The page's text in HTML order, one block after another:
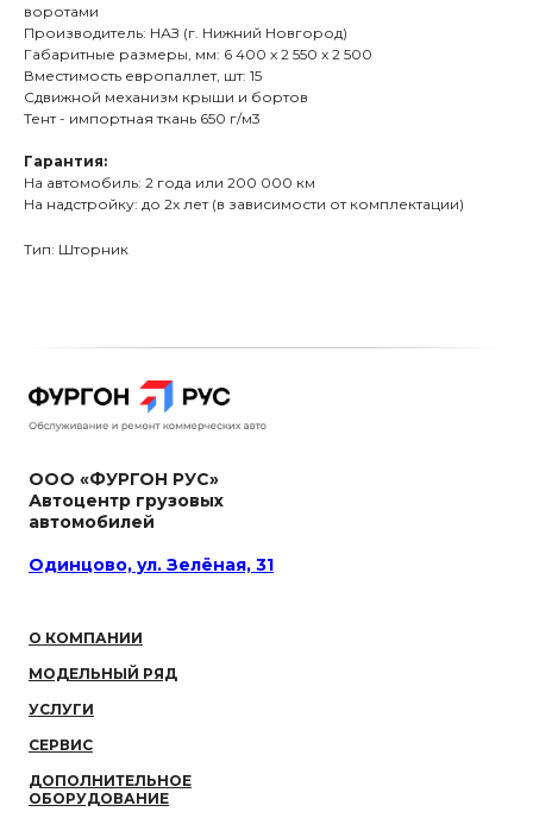
воротами
Производитель: НАЗ (г. Нижний Новгород)
Габаритные размеры, мм: 6 400 x 2 550 x 2 500
Вместимость европаллет, шт: 15
Сдвижной механизм крыши и бортов
Тент - импортная ткань 650 г/м3
Гарантия:
На автомобиль: 2 года или 200 000 км
На надстройку: до 2х лет (в зависимости от комплектации)
Тип: Шторник
ООО «ФУРГОН РУС»
Автоцентр грузовых
автомобилей
Одинцово, ул. Зелёная, 31
О КОМПАНИИ
МОДЕЛЬНЫЙ РЯД
УСЛУГИ
СЕРВИС
ДОПОЛНИТЕЛЬНОЕ
ОБОРУДОВАНИЕ